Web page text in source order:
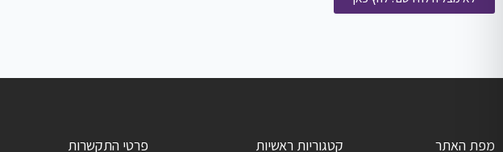
מפת האתר קטגוריות ראשיות פרטי התקשרות